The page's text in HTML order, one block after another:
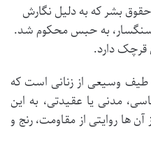
بشر که به دلیل نگارش
سنگسار، به حبس محکوم شد.
قرچک دارد.
طیف وسیعی از زنانی است که
مدنی یا عقیدتی، به این
ها روایتی از مقاومت، رنج و